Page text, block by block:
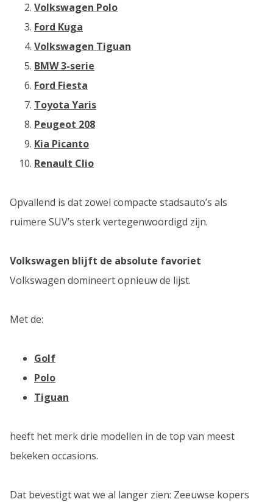
Volkswagen Polo
Ford Kuga
Volkswagen Tiguan
BMW 3-serie
Ford Fiesta
Toyota Yaris
Peugeot 208
Kia Picanto
Renault Clio
Opvallend is dat zowel compacte stadsauto’s als
ruimere SUV’s sterk vertegenwoordigd zijn.
Volkswagen blijft de absolute favoriet
Volkswagen domineert opnieuw de lijst.
Met de:
Golf
Polo
Tiguan
heeft het merk drie modellen in de top van meest
bekeken occasions.
Dat bevestigt wat we al langer zien: Zeeuwse kopers